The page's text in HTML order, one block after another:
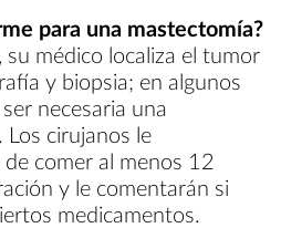
para una mastectomía?
médico localiza el tumor
y biopsia; en algunos
necesaria una
Los cirujanos le
comer al menos 12
y le comentarán si
medicamentos.